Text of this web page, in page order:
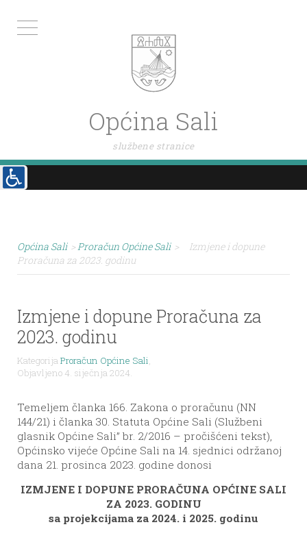
Općina Sali
službene stranice
Općina Sali > Proračun Općine Sali >
Izmjene i dopune
Proračuna za 2023. godinu
Izmjene i dopune Proračuna za
2023. godinu
KategorijaProračun Općine Sali,
Objavljeno 4. siječnja 2024.
Temeljem članka 166. Zakona o proračunu (NN
144/21) i članka 30. Statuta Općine Sali (Službeni
glasnik Općine Sali” br. 2/2016 – pročišćeni tekst),
Općinsko vijeće Općine Sali na 14. sjednici održanoj
dana 21. prosinca 2023. godine donosi
IZMJENE I DOPUNE PRORAČUNA OPĆINE SALI
ZA 2023. GODINU
sa projekcijama za 2024. i 2025. godinu